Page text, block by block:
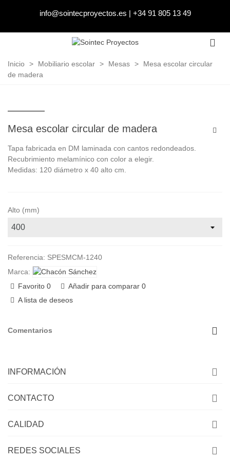
info@sointecproyectos.es | +34 91 805 13 49
Inicio > Mobiliario escolar > Mesas >
Mesa escolar circular
de madera
Mesa escolar circular de madera
Tapa fabricada en DM laminada con cantos redondeados.
Recubrimiento melamínico con color a elegir.
Medidas: 120 diámetro x 40 alto cm.
Alto (mm)
Referencia: SPESMCM-1240
Marca:
Favorito 0 Añadir para comparar 0
A lista de deseos
Comentarios
INFORMACIÓN
CONTACTO
CALIDAD
REDES SOCIALES